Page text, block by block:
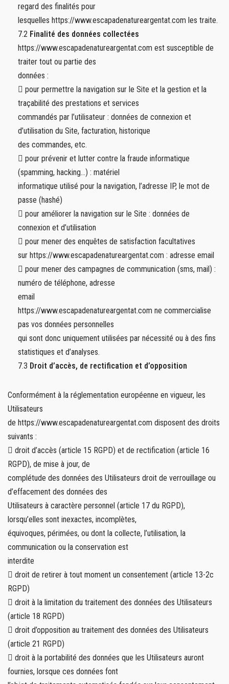
regard des finalités pour
lesquelles https://www.escapadenatureargentat.com les traite.
7.2 Finalité des données collectées
https://www.escapadenatureargentat.com est susceptible de
traiter tout ou partie des
données :
 pour permettre la navigation sur le Site et la gestion et la
traçabilité des prestations et services
commandés par l’utilisateur : données de connexion et
d’utilisation du Site, facturation, historique
des commandes, etc.
 pour prévenir et lutter contre la fraude informatique
(spamming, hacking…) : matériel
informatique utilisé pour la navigation, l’adresse IP, le mot de
passe (hashé)
 pour améliorer la navigation sur le Site : données de
connexion et d’utilisation
 pour mener des enquêtes de satisfaction facultatives
sur https://www.escapadenatureargentat.com : adresse email
 pour mener des campagnes de communication (sms, mail) :
numéro de téléphone, adresse
email
https://www.escapadenatureargentat.com ne commercialise
pas vos données personnelles
qui sont donc uniquement utilisées par nécessité ou à des fins
statistiques et d’analyses.
7.3 Droit d’accès, de rectification et d’opposition
Conformément à la réglementation européenne en vigueur, les
Utilisateurs
de https://www.escapadenatureargentat.com disposent des droits
suivants :
 droit d’accès (article 15 RGPD) et de rectification (article 16
RGPD), de mise à jour, de
complétude des données des Utilisateurs droit de verrouillage ou
d’effacement des données des
Utilisateurs à caractère personnel (article 17 du RGPD),
lorsqu’elles sont inexactes, incomplètes,
équivoques, périmées, ou dont la collecte, l’utilisation, la
communication ou la conservation est
interdite
 droit de retirer à tout moment un consentement (article 13-2c
RGPD)
 droit à la limitation du traitement des données des Utilisateurs
(article 18 RGPD)
 droit d’opposition au traitement des données des Utilisateurs
(article 21 RGPD)
 droit à la portabilité des données que les Utilisateurs auront
fournies, lorsque ces données font